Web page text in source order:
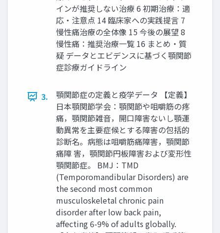
インが推奨しない治療 6 初期治療：適
応‧注意点 14 臨床家への実践提⾔ 7
慢性痛治療の全体像 15 今後の展望 8
慢性痛：推奨治療⼀覧 16 まとめ‧質
疑 データとエビデンスに基づく顎関節
症診療ガイドライン
3.
顎関節症の定義と疫学データ 【定義】
⽇本顎関節学会：顎関節や咀嚼筋の疼
痛，顎関節雑⾳，開⼝障害ないし顎運
動異常を主要症候とする障害の包括的
診断名。病態は咀嚼筋痛障害，顎関節
痛障 害，顎関節円板障害および変形性
顎関節症。 BMJ：TMD
(Temporomandibular Disorders) are
the second most common
musculoskeletal chronic pain
disorder after low back pain,
affecting 6-9% of adults globally.